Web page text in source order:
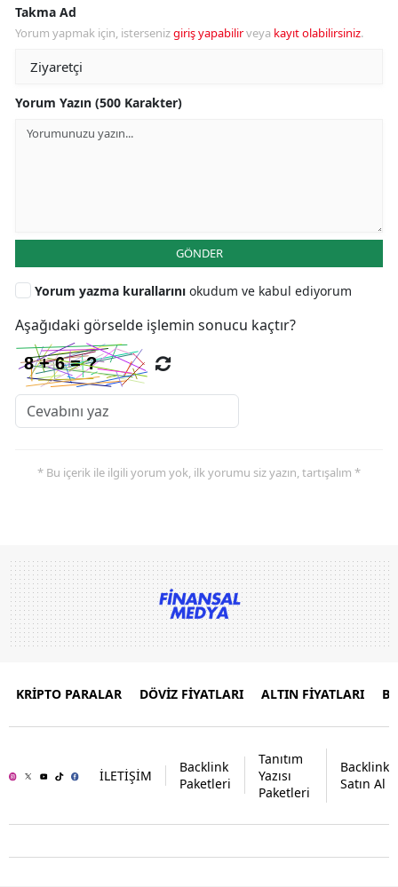
Takma Ad
Yorum yapmak için, istersenizgiriş yapabilirveya kayıt olabilirsiniz.
Yorum Yazın (500 Karakter)
GÖNDER
Yorum yazma kurallarını okudum ve kabul ediyorum
Aşağıdaki görselde işlemin sonucu kaçtır?
* Bu içerik ile ilgili yorum yok, ilk yorumu siz yazın, tartışalım *
KRİPTO PARALAR DÖVİZ FİYATLARI ALTIN FİYATLARI
İLETİŞİM
Backlink
Paketleri
Tanıtım
Yazısı
Paketleri
Backlink
Satın Al